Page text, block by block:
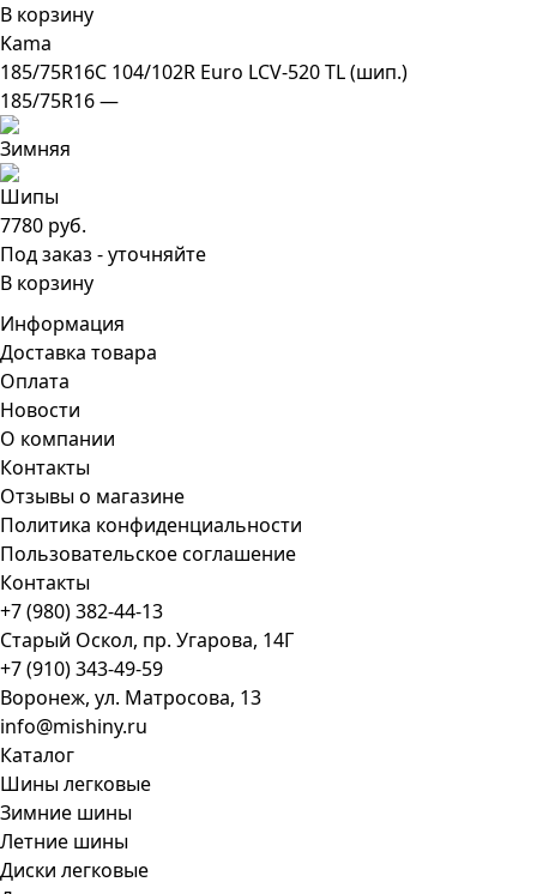
В корзину
Kama
185/75R16C 104/102R Euro LCV-520 TL (шип.)
185/75R16 —
7780 руб.
Под заказ - уточняйте
В корзину
Информация
Доставка товара
Оплата
Новости
О компании
Контакты
Отзывы о магазине
Политика конфиденциальности
Пользовательское соглашение
Контакты
+7 (980) 382-44-13
Старый Оскол, пр. Угарова, 14Г
+7 (910) 343-49-59
Воронеж, ул. Матросова, 13
info@mishiny.ru
Каталог
Шины легковые
Зимние шины
Летние шины
Диски легковые